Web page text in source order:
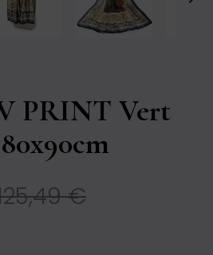
PRINT Vert
€